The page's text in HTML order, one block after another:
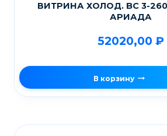
ВИТРИНА ХОЛОД. BC 3-
АРИАДА
52020,00 ₽
В корзину